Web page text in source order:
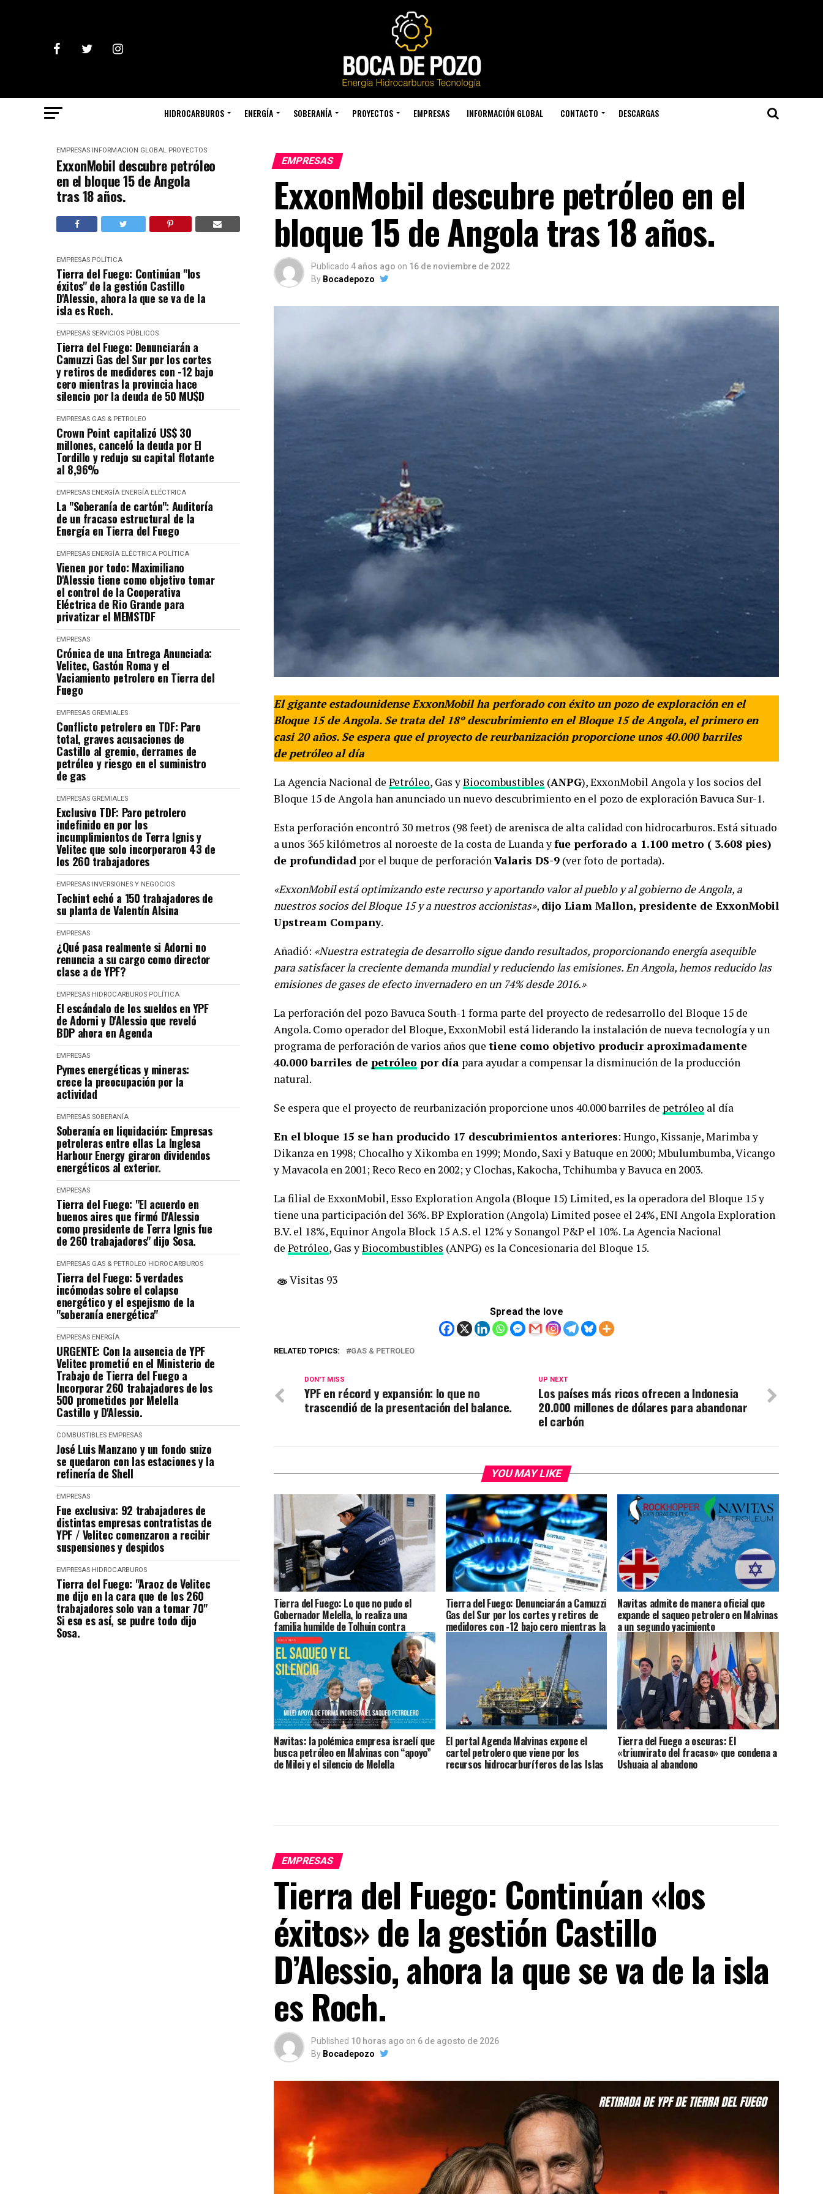
HIDROCARBUROS ENERGÍA SOBERANÍA PROYECTOS EMPRESAS INFORMACIÓN GLOBAL CONTACTO DESCARGAS
EMPRESAS INFORMACIÓN GLOBAL PROYECTOS
ExxonMobil descubre petróleo
en el bloque 15 de Angola
tras 18 años.
EMPRESAS POLÍTICA
Tierra del Fuego: Continúan "los
éxitos" de la gestión Castillo
D'Alessio, ahora la que se va de la
isla es Roch.
EMPRESAS SERVICIOS PÚBLICOS
Tierra del Fuego: Denunciarán a
Camuzzi Gas del Sur por los cortes
y retiros de medidores con -12 bajo
cero mientras la provincia hace
silencio por la deuda de 50 MU$D
EMPRESAS GAS & PETROLEO
Crown Point capitalizó US$ 30
millones, canceló la deuda por El
Tordillo y redujo su capital flotante
al 8,96%
EMPRESAS ENERGÍA ENERGÍA ELÉCTRICA
La "Soberanía de cartón": Auditoría
de un fracaso estructural de la
Energía en Tierra del Fuego
EMPRESAS ENERGÍA ELÉCTRICA POLÍTICA
Vienen por todo: Maximiliano
D'Alessio tiene como objetivo tomar
el control de la Cooperativa
Eléctrica de Rio Grande para
privatizar el MEMSTDF
EMPRESAS
Crónica de una Entrega Anunciada:
Velitec, Gastón Roma y el
Vaciamiento petrolero en Tierra del
Fuego
EMPRESAS GREMIALES
Conflicto petrolero en TDF: Paro
total, graves acusaciones de
Castillo al gremio, derrames de
petróleo y riesgo en el suministro
de gas
EMPRESAS GREMIALES
Exclusivo TDF: Paro petrolero
indefinido en por los
incumplimientos de Terra Ignis y
Velitec que solo incorporaron 43 de
los 260 trabajadores
EMPRESAS INVERSIONES Y NEGOCIOS
Techint echó a 150 trabajadores de
su planta de Valentín Alsina
EMPRESAS
¿Qué pasa realmente si Adorni no
renuncia a su cargo como director
clase a de YPF?
EMPRESAS HIDROCARBUROS POLÍTICA
El escándalo de los sueldos en YPF
de Adorni y D'Alessio que reveló
BDP ahora en Agenda
EMPRESAS
Pymes energéticas y mineras:
crece la preocupación por la
actividad
EMPRESAS SOBERANÍA
Soberanía en liquidación: Empresas
petroleras entre ellas La Inglesa
Harbour Energy giraron dividendos
energéticos al exterior.
EMPRESAS
Tierra del Fuego: "El acuerdo en
buenos aires que firmó D'Alessio
como presidente de Terra Ignis fue
de 260 trabajadores" dijo Sosa.
EMPRESAS GAS & PETROLEO HIDROCARBUROS
Tierra del Fuego: 5 verdades
incómodas sobre el colapso
energético y el espejismo de la
"soberanía energética"
EMPRESAS ENERGÍA
URGENTE: Con la ausencia de YPF
Velitec prometió en el Ministerio de
Trabajo de Tierra del Fuego a
Incorporar 260 trabajadores de los
500 prometidos por Melella
Castillo y D'Alessio.
COMBUSTIBLES EMPRESAS
José Luis Manzano y un fondo suizo
se quedaron con las estaciones y la
refinería de Shell
EMPRESAS
Fue exclusiva: 92 trabajadores de
distintas empresas contratistas de
YPF / Velitec comenzaron a recibir
suspensiones y despidos
EMPRESAS HIDROCARBUROS
Tierra del Fuego: "Araoz de Velitec
me dijo en la cara que de los 260
trabajadores solo van a tomar 70"
Si eso es así, se pudre todo dijo
Sosa.
EMPRESAS
ExxonMobil descubre petróleo en el
bloque 15 de Angola tras 18 años.
Publicado 4 años ago on 16 de noviembre de 2022
By Bocadepozo
El gigante estadounidense ExxonMobil ha perforado con éxito un pozo de exploración en el
Bloque 15 de Angola. Se trata del 18º descubrimiento en el Bloque 15 de Angola, el primero en
casi 20 años. Se espera que el proyecto de reurbanización proporcione unos 40.000 barriles
de petróleo al día
La Agencia Nacional de Petróleo, Gas yBiocombustibles (ANPG), ExxonMobil Angola y los socios del
Bloque 15 de Angola han anunciado un nuevo descubrimiento en el pozo de exploración Bavuca Sur-1.
Esta perforación encontró 30 metros (98 feet) de arenisca de alta calidad con hidrocarburos. Está situado
a unos 365 kilómetros al noroeste de la costa de Luanda yfue perforado a 1.100 metro ( 3.608 pies)
de profundidad por el buque de perforaciónValaris DS-9 (ver foto de portada).
«ExxonMobil está optimizando este recurso y aportando valor al pueblo y al gobierno de Angola, a
nuestros socios del Bloque 15 y a nuestros accionistas», dijo Liam Mallon, presidente de ExxonMobil
Upstream Company.
Añadió: «Nuestra estrategia de desarrollo sigue dando resultados, proporcionando energía asequible
para satisfacer la creciente demanda mundial y reduciendo las emisiones. En Angola, hemos reducido las
emisiones de gases de efecto invernadero en un 74% desde 2016.»
La perforación del pozo Bavuca South-1 forma parte del proyecto de redesarrollo del Bloque 15 de
Angola. Como operador del Bloque, ExxonMobil está liderando la instalación de nueva tecnología y un
programa de perforación de varios años que tiene como objetivo producir aproximadamente
40.000 barriles de petróleo por día para ayudar a compensar la disminución de la producción
natural.
Se espera que el proyecto de reurbanización proporcione unos 40.000 barriles de petróleo al día
En el bloque 15 se han producido 17 descubrimientos anteriores: Hungo, Kissanje, Marimba y
Dikanza en 1998; Chocalho y Xikomba en 1999; Mondo, Saxi y Batuque en 2000; Mbulumbumba, Vicango
y Mavacola en 2001; Reco Reco en 2002; y Clochas, Kakocha, Tchihumba y Bavuca en 2003.
La filial de ExxonMobil, Esso Exploration Angola (Bloque 15) Limited, es la operadora del Bloque 15 y
tiene una participación del 36%. BP Exploration (Angola) Limited posee el 24%, ENI Angola Exploration
B.V. el 18%, Equinor Angola Block 15 A.S. el 12% y Sonangol P&P el 10%. La Agencia Nacional
de Petróleo, Gas yBiocombustibles (ANPG) es la Concesionaria del Bloque 15.
Visitas 93
Spread the love
RELATED TOPICS: GAS & PETROLEO
UP NEXT
Los países más ricos ofrecen a Indonesia
20.000 millones de dólares para abandonar
el carbón
DON'T MISS
YPF en récord y expansión: lo que no
trascendió de la presentación del balance.
YOU MAY LIKE
Tierra del Fuego: Lo que no pudo el
Gobernador Melella, lo realiza una
familia humilde de Tolhuin contra
Camuzzi
Tierra del Fuego: Denunciarán a Camuzzi
Gas del Sur por los cortes y retiros de
medidores con -12 bajo cero mientras la
provincia hace silencio por la deuda de
Navitas admite de manera oficial que
expande el saqueo petrolero en Malvinas
a un segundo yacimiento
Navitas: la polémica empresa israelí que
busca petróleo en Malvinas con “apoyo”
de Milei y el silencio de Melella
El portal Agenda Malvinas expone el
cartel petrolero que viene por los
recursos hidrocarburíferos de las Islas
Tierra del Fuego a oscuras: El
«triunvirato del fracaso» que condena a
Ushuaia al abandono
EMPRESAS
Tierra del Fuego: Continúan «los
éxitos» de la gestión Castillo
D’Alessio, ahora la que se va de la isla
es Roch.
Published 10 horas ago on 6 de agosto de 2026
By Bocadepozo